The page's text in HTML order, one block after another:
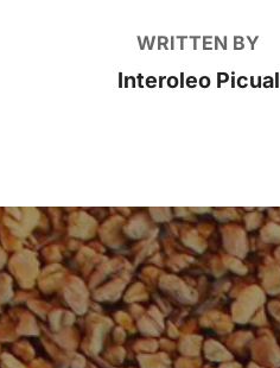
WRITTEN BY
Interoleo Picual